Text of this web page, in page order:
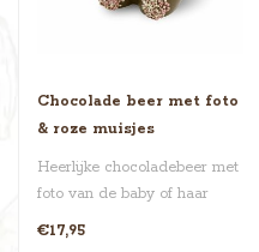
Chocolade beer met foto
& roze muisjes
Heerlijke chocoladebeer met
foto van de baby of haar
naam! De voetjes en oortjes..
€17,95